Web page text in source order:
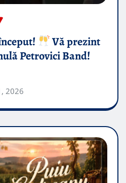
Vă prezint
Petrovici Band!
2026